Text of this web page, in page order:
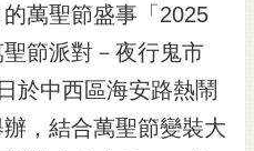
萬聖節盛事「2025
節派對－夜行鬼市
於中西區海安路熱鬧
，結合萬聖節變裝大